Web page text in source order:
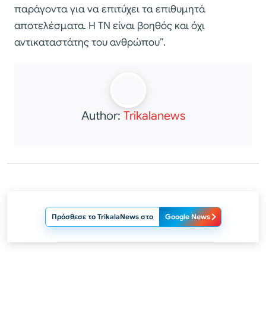
παράγοντα για να επιτύχει τα επιθυμητά
αποτελέσματα. Η ΤΝ είναι βοηθός και όχι
αντικαταστάτης του ανθρώπου”.
Author: Trikalanews
Πρόσθεσε το TrikalaNews στο Google News